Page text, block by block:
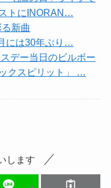
トにINORAN…
新曲
には30年ぶり…
デー当日のビルボー
クスピリット」 …
します